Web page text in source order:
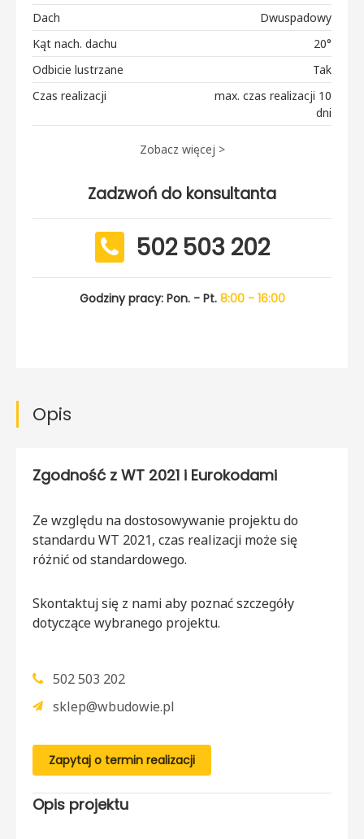
Dach
Dwuspadowy
Kąt nach. dachu
20°
Odbicie lustrzane
Tak
Czas realizacji
max. czas realizacji 10
dni
Zobacz więcej >
Zadzwoń do konsultanta
502 503 202
Godziny pracy: Pon. - Pt. 8:00 - 16:00
Opis
Zgodność z WT 2021 i Eurokodami
Ze względu na dostosowywanie projektu do
standardu WT 2021, czas realizacji może się
różnić od standardowego.
Skontaktuj się z nami aby poznać szczegóły
dotyczące wybranego projektu.
502 503 202
sklep@wbudowie.pl
Zapytaj o termin realizacji
Opis projektu